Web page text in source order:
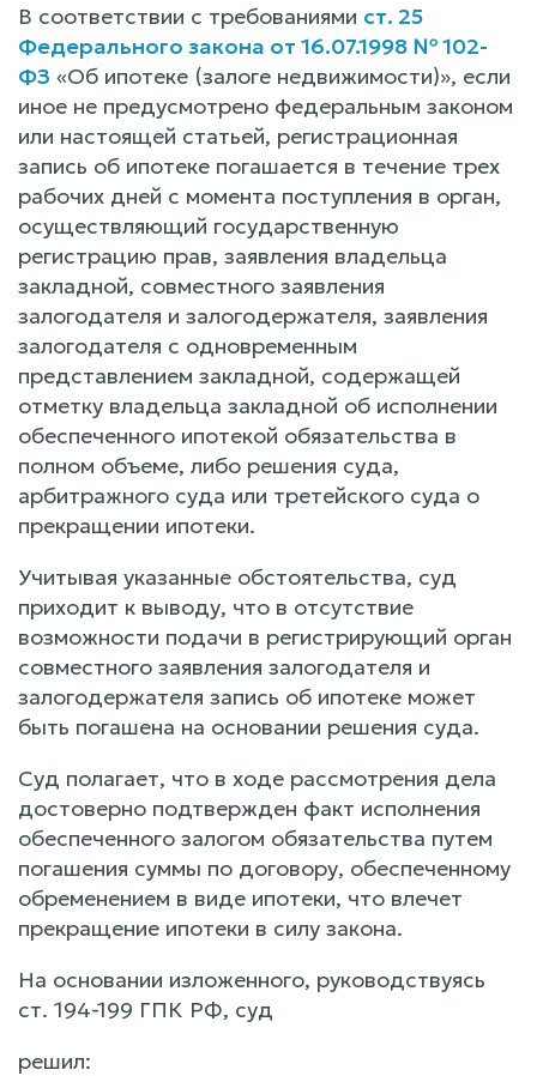
В соответствии с требованиями ст. 25
Федерального закона от 16.07.1998 № 102-
ФЗ «Об ипотеке (залоге недвижимости)», если
иное не предусмотрено федеральным законом
или настоящей статьей, регистрационная
запись об ипотеке погашается в течение трех
рабочих дней с момента поступления в орган,
осуществляющий государственную
регистрацию прав, заявления владельца
закладной, совместного заявления
залогодателя и залогодержателя, заявления
залогодателя с одновременным
представлением закладной, содержащей
отметку владельца закладной об исполнении
обеспеченного ипотекой обязательства в
полном объеме, либо решения суда,
арбитражного суда или третейского суда о
прекращении ипотеки.
Учитывая указанные обстоятельства, суд
приходит к выводу, что в отсутствие
возможности подачи в регистрирующий орган
совместного заявления залогодателя и
залогодержателя запись об ипотеке может
быть погашена на основании решения суда.
Суд полагает, что в ходе рассмотрения дела
достоверно подтвержден факт исполнения
обеспеченного залогом обязательства путем
погашения суммы по договору, обеспеченному
обременением в виде ипотеки, что влечет
прекращение ипотеки в силу закона.
На основании изложенного, руководствуясь
ст. 194-199 ГПК РФ, суд
решил: